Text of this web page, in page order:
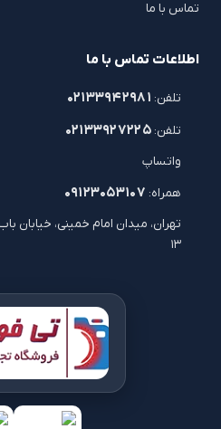
تماس با ما
اطلاعات تماس با ما
تلفن: ۰۲۱۳۳۹۴۲۹۸۱
تلفن: ۰۲۱۳۳۹۲۷۲۲۵
واتساپ
همراه: ۰۹۱۲۳۰۵۳۱۰۷
تهران، میدان امام خمینی، خیابان
۱۳